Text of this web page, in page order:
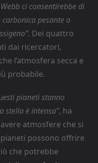
ci consentirebbe di
pesante o
Dei quattro
dai ricercatori,
l’atmosfera secca e
probabile.
pianeti stanno
stella è intensa”, ha
atmosfere che si
possono offrire
che potrebbe